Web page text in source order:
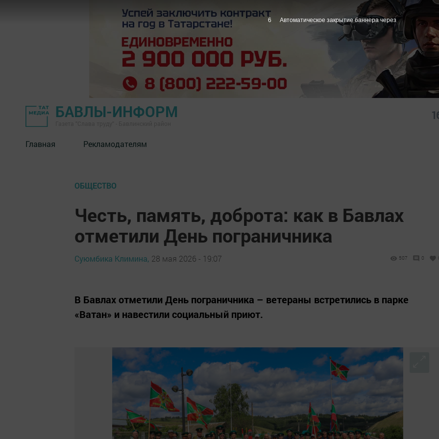
БАВЛЫ-ИНФОРМ
Главная Рекламодателям
ОБЩЕСТВО
Честь, память, доброта: как в Бавлах
отметили День пограничника
Суюмбика Климина, 28 мая 2026 - 19:07 507 0
В Бавлах отметили День пограничника – ветераны встретились в парке
«Ватан» и навестили социальный приют.
4 Автоматическое закрытие баннера через